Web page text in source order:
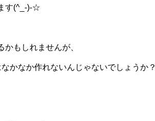
す(^_-)-☆
もしれませんが、
かなか作れないんじゃないでしょうか？